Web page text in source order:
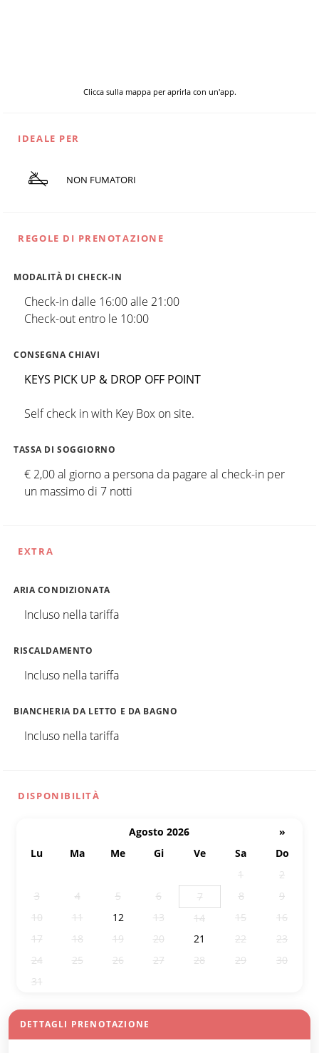
Clicca sulla mappa per aprirla con un'app.
IDEALE PER
NON FUMATORI
REGOLE DI PRENOTAZIONE
MODALITÀ DI CHECK-IN
Check-in dalle 16:00 alle 21:00
Check-out entro le 10:00
CONSEGNA CHIAVI
KEYS PICK UP & DROP OFF POINT
Self check in with Key Box on site.
TASSA DI SOGGIORNO
€ 2,00 al giorno a persona da pagare al check-in per
un massimo di 7 notti
EXTRA
ARIA CONDIZIONATA
Incluso nella tariffa
RISCALDAMENTO
Incluso nella tariffa
BIANCHERIA DA LETTO E DA BAGNO
Incluso nella tariffa
DISPONIBILITÀ
Agosto 2026
»
Lu
Ma Me Gi Ve Sa
Do
1
2
3
4 5 6 7 8
9
10
11 12 13 14 15
16
17
18 19 20 21 22
23
24
25 26 27 28 29
30
31
DETTAGLI PRENOTAZIONE